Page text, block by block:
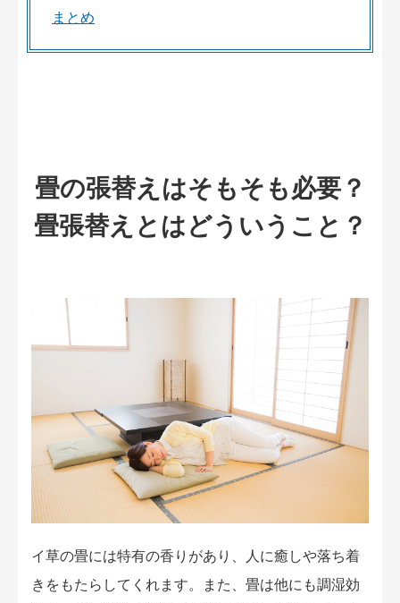
まとめ
畳の張替えはそもそも必要？
畳張替えとはどういうこと？
イ草の畳には特有の香りがあり、人に癒しや落ち着
きをもたらしてくれます。また、畳は他にも調湿効